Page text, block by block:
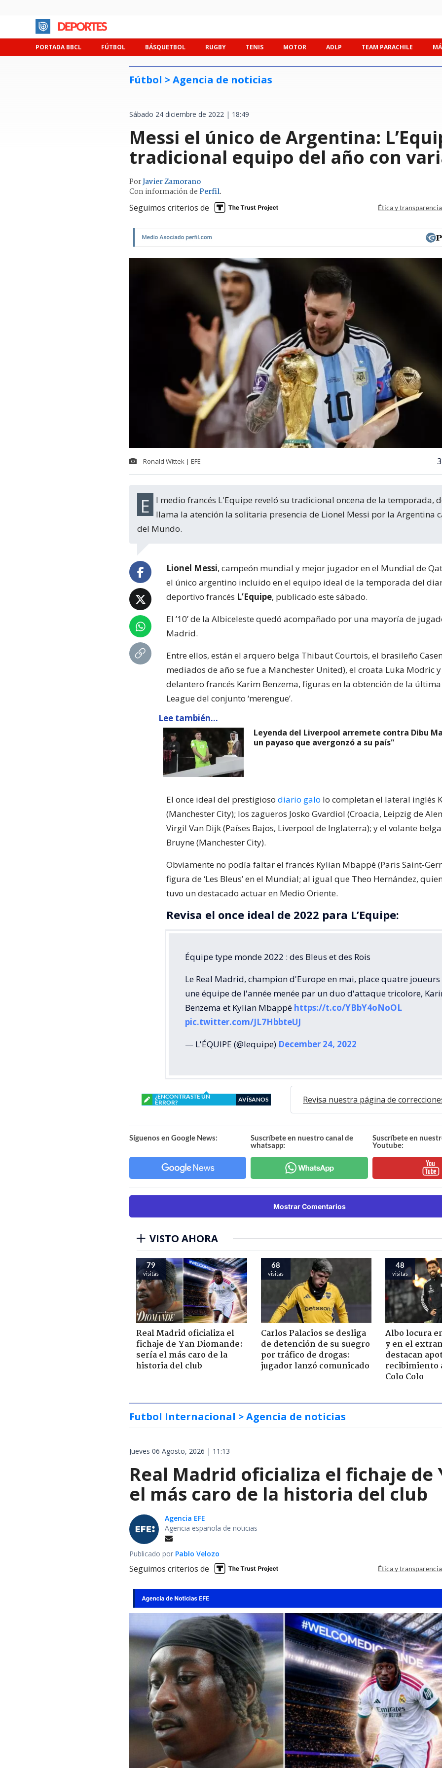
PORTADA BBCL FÚTBOL BÁSQUETBOL RUGBY TENIS MOTOR ADLP TEAM PARACHILE
Fútbol >Agencia de noticias
Sábado 24 diciembre de 2022 | 18:49
Messi el único de Argentina:
tradicional equipo del año con
PorJavier Zamorano
Con información de Perfil.
Seguimos criterios de Ética y
Ronald Wittek | EFE
El medio francés L'Equipe reveló su tradicional oncena de la temporada, donde
llama la atención la solitaria presencia de Lionel Messi por la Argentina
del Mundo.
Lionel Messi, campeón mundial y mejor jugador en el Mundial de
el único argentino incluido en el equipo ideal de la temporada del
deportivo francés L’Equipe, publicado este sábado.
El ’10’ de la Albiceleste quedó acompañado por una mayoría de
Madrid.
Entre ellos, están el arquero belga Thibaut Courtois, el brasileño
mediados de año se fue a Manchester United), el croata Luka Modric
delantero francés Karim Benzema, figuras en la obtención de la
League del conjunto ‘merengue’.
Lee también...
Leyenda del Liverpool arremete contra Dibu
un payaso que avergonzó a su país"
El once ideal del prestigioso diario galo lo completan el lateral inglés
(Manchester City); los zagueros Josko Gvardiol (Croacia, Leipzig de
Virgil Van Dijk (Países Bajos, Liverpool de Inglaterra); y el volante
Bruyne (Manchester City).
Obviamente no podía faltar el francés Kylian Mbappé (Paris Saint-
figura de ‘Les Bleus’ en el Mundial; al igual que Theo Hernández,
tuvo un destacado actuar en Medio Oriente.
Revisa el once ideal de 2022 para L’Equipe:
Équipe type monde 2022 : des Bleus et des Rois
Le Real Madrid, champion d'Europe en mai, place quatre joueurs
une équipe de l'année menée par un duo d'attaque tricolore,
Benzema et Kylian Mbappé https://t.co/YBbY4oNoOL
pic.twitter.com/JL7HbbteUJ
— L'ÉQUIPE (@lequipe) December 24, 2022
¿ENCONTRASTE UN
ERROR?
AVÍSANOS Revisa nuestra página de
Síguenos en Google News:
Suscríbete en nuestro canal de
whatsapp:
Suscríbete en
Youtube:
Mostrar Comentarios
VISTO AHORA
79
visitas
Real Madrid oficializa el
fichaje de Yan Diomande:
sería el más caro de la
historia del club
68
visitas
Carlos Palacios se desliga
de detención de su suegro
por tráfico de drogas:
jugador lanzó comunicado
48
visitas
Albo locura
y en el
destacan
recibimiento
Colo Colo
Futbol Internacional > Agencia de noticias
Jueves 06 Agosto, 2026 | 11:13
Real Madrid oficializa el fichaje de
el más caro de la historia del club
Agencia EFE
Agencia española de noticias
Publicado por Pablo Velozo
Seguimos criterios de Ética y